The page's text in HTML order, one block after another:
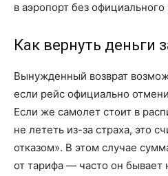
в аэропорт без
Как вернуть деньги
Вынужденный возврат
если рейс официально
Если же самолет стоит в
не лететь из-за страха, это
отказом». В этом случае
от тарифа — часто он бывает